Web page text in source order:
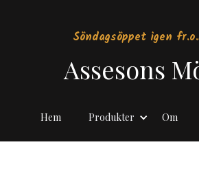
Söndagsöppet igen
Assesons
Hem Produkter Om